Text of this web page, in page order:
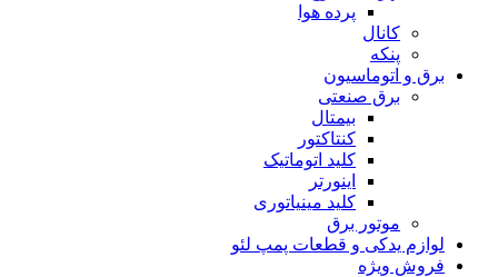
پرده هوا
کانال
پنکه
برق و اتوماسیون
برق صنعتی
بیمتال
کنتاکتور
کلید اتوماتیک
اینورتر
کلید مینیاتوری
موتور برق
لوازم یدکی و قطعات پمپ لئو
فروش ویژه